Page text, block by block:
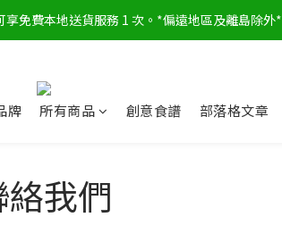
享免費本地送貨服務 1 次。*偏遠地區及離島除外*
牌 所有商品 創意食譜 部落格文章
絡我們